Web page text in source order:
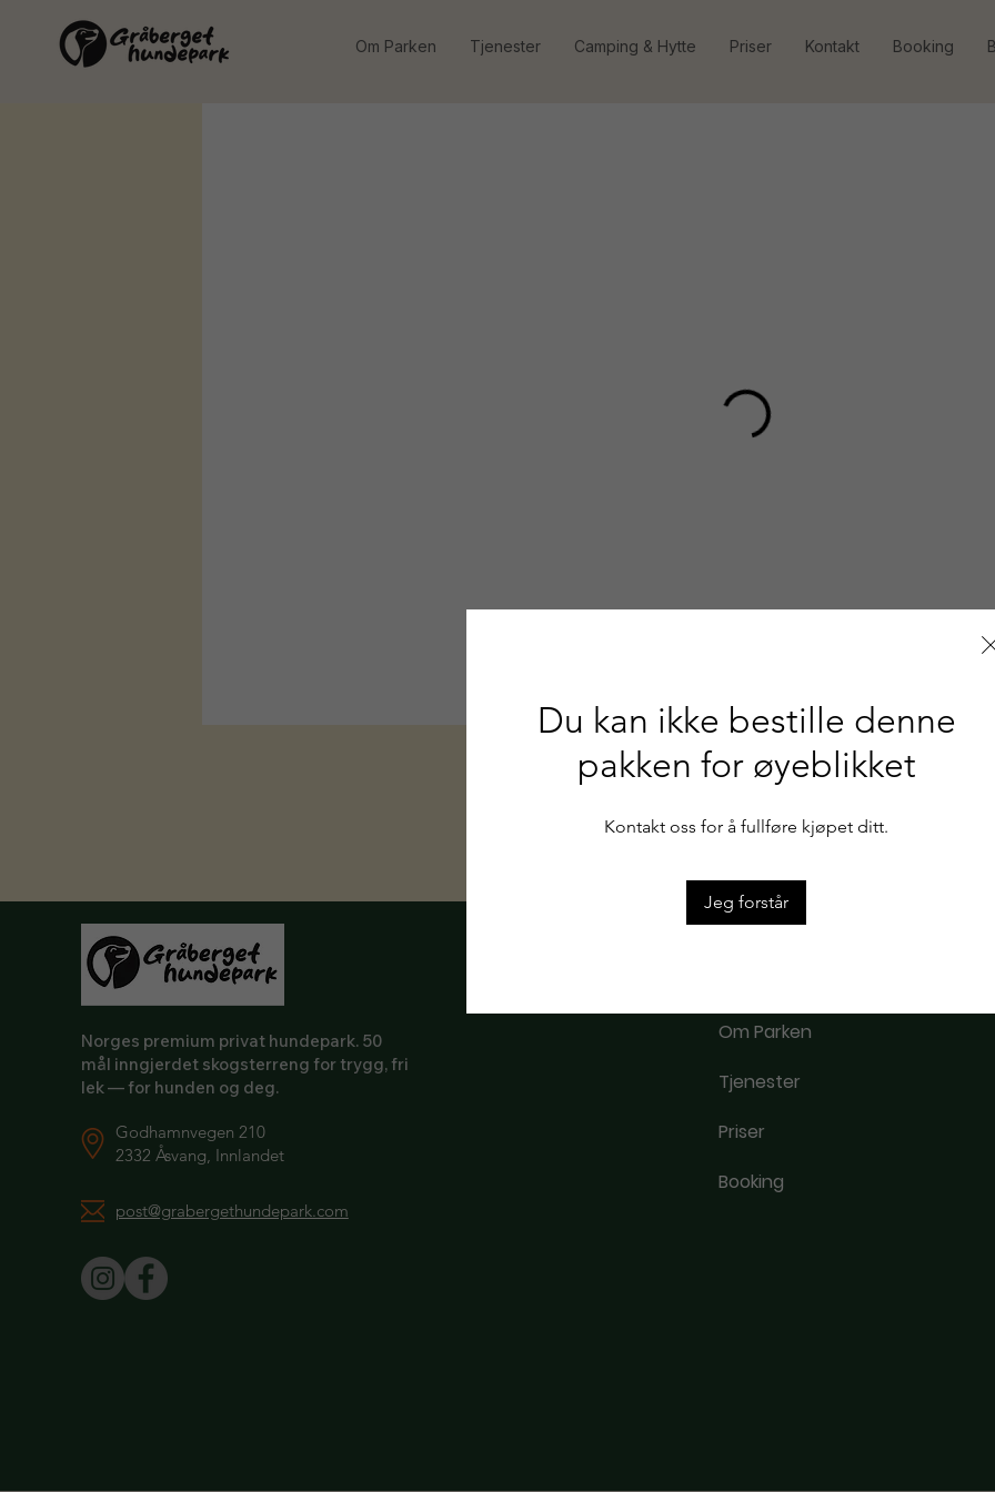
Om Parken Tjenester Camping & Hytte Priser Kontakt Booking
Du kan ikke bestille denne
pakken for øyeblikket
Kontakt oss for å fullføre kjøpet ditt.
Jeg forstår
Norges premium privat hundepark. 50
mål inngjerdet skogsterreng for trygg, fri
lek — for hunden og deg.
Godhamnvegen 210
2332 Åsvang, Innlandet
post@grabergethundepark.com
Om Parken
Tjenester
Priser
Booking